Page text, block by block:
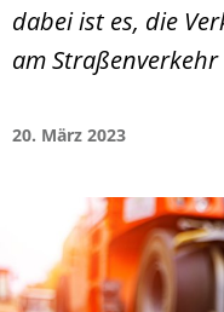
dabei ist es, die
am
20. März 2023